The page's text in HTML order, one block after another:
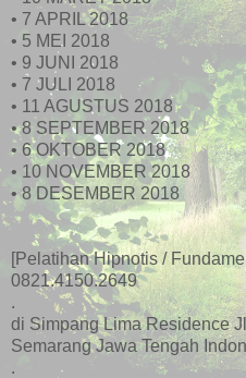
• 7 APRIL 2018
• 5 MEI 2018
• 9 JUNI 2018
• 7 JULI 2018
• 11 AGUSTUS 2018
• 8 SEPTEMBER 2018
• 6 OKTOBER 2018
• 10 NOVEMBER 2018
• 8 DESEMBER 2018
[Pelatihan Hipnotis /
0821.4150.2649
.
di Simpang Lima Residence
Semarang Jawa Tengah
.